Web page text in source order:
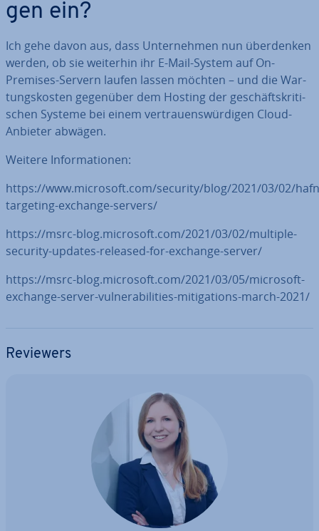
gen ein?
Ich gehe davon aus, dass Un­ter­neh­men nun über­den­ken
werden, ob sie weiterhin ihr E-Mail-System auf On-
Premises-Servern laufen lassen möchten – und die War­
tungs­kos­ten gegenüber dem Hosting der ge­schäfts­kri­ti­
schen Systeme bei einem ver­trau­ens­wür­di­gen Cloud-
Anbieter abwägen.
Weitere In­for­ma­tio­nen:
https://www.microsoft.com/security/blog/2021/03/02/
targeting-exchange-servers/
https://msrc-blog.microsoft.com/2021/03/02/multiple-
security-updates-released-for-exchange-server/
https://msrc-blog.microsoft.com/2021/03/05/microsoft-
exchange-server-vul­nerabi­li­ties-mi­ti­ga­ti­ons-march-2021/
Reviewers